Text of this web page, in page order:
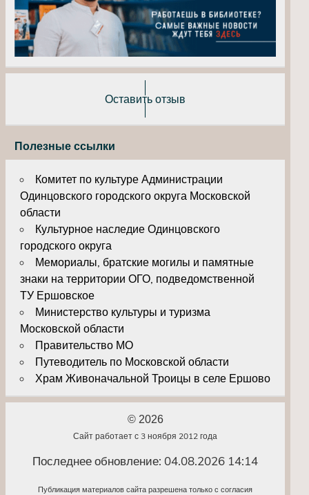
Оставить отзыв
Полезные ссылки
Комитет по культуре Администрации
Одинцовского городского округа Московской
области
Культурное наследие Одинцовского
городского округа
Мемориалы, братские могилы и памятные
знаки на территории ОГО, подведомственной
ТУ Ершовское
Министерство культуры и туризма
Московской области
Правительство МО
Путеводитель по Московской области
Храм Живоначальной Троицы в селе Ершово
© 2026
Сайт работает с 3 ноября 2012 года
Последнее обновление: 04.08.2026 14:14
Публикация материалов сайта разрешена только с согласия